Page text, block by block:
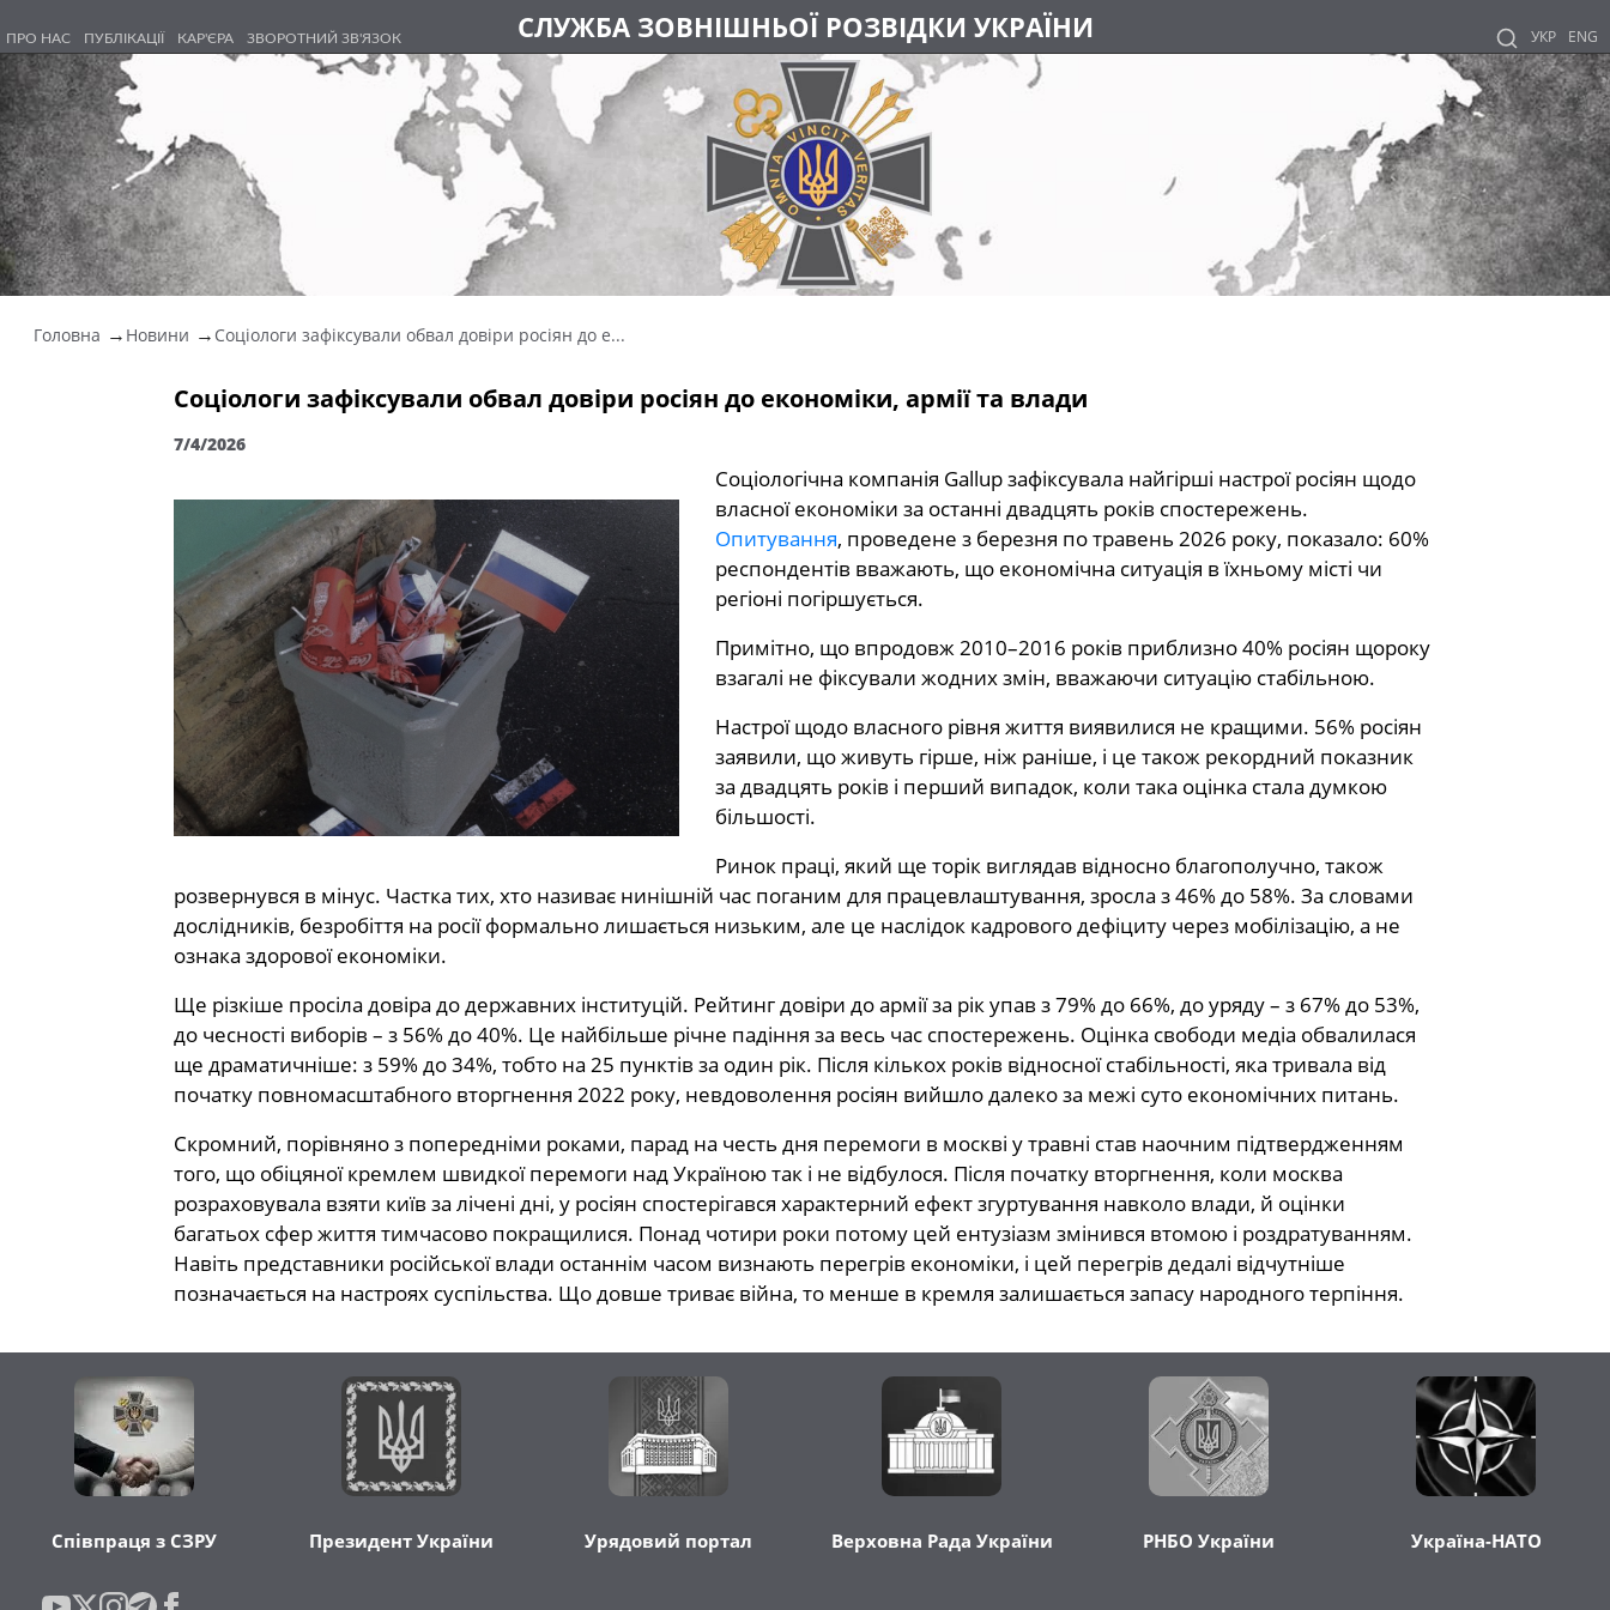
СЛУЖБА ЗОВНІШНЬОЇ РОЗВІДКИ УКРАЇНИ
ПРО НАС ПУБЛІКАЦІЇ КАР'ЄРА ЗВОРОТНИЙ ЗВ'ЯЗОК УКР ENG
Головна Новини Соціологи зафіксували обвал довіри росіян до е...
Соціологи зафіксували обвал довіри росіян до економіки, армії та влади
7/4/2026
Соціологічна компанія Gallup зафіксувала найгірші настрої росіян щодо
власної економіки за останні двадцять років спостережень.
Опитування, проведене з березня по травень 2026 року, показало: 60%
респондентів вважають, що економічна ситуація в їхньому місті чи
регіоні погіршується.
Примітно, що впродовж 2010–2016 років приблизно 40% росіян щороку
взагалі не фіксували жодних змін, вважаючи ситуацію стабільною.
Настрої щодо власного рівня життя виявилися не кращими. 56% росіян
заявили, що живуть гірше, ніж раніше, і це також рекордний показник
за двадцять років і перший випадок, коли така оцінка стала думкою
більшості.
Ринок праці, який ще торік виглядав відносно благополучно, також
розвернувся в мінус. Частка тих, хто називає нинішній час поганим для працевлаштування, зросла з 46% до 58%. За словами
дослідників, безробіття на росії формально лишається низьким, але це наслідок кадрового дефіциту через мобілізацію, а не
ознака здорової економіки.
Ще різкіше просіла довіра до державних інституцій. Рейтинг довіри до армії за рік упав з 79% до 66%, до уряду – з 67% до 53%,
до чесності виборів – з 56% до 40%. Це найбільше річне падіння за весь час спостережень. Оцінка свободи медіа обвалилася
ще драматичніше: з 59% до 34%, тобто на 25 пунктів за один рік. Після кількох років відносної стабільності, яка тривала від
початку повномасштабного вторгнення 2022 року, невдоволення росіян вийшло далеко за межі суто економічних питань.
Скромний, порівняно з попередніми роками, парад на честь дня перемоги в москві у травні став наочним підтвердженням
того, що обіцяної кремлем швидкої перемоги над Україною так і не відбулося. Після початку вторгнення, коли москва
розраховувала взяти київ за лічені дні, у росіян спостерігався характерний ефект згуртування навколо влади, й оцінки
багатьох сфер життя тимчасово покращилися. Понад чотири роки потому цей ентузіазм змінився втомою і роздратуванням.
Навіть представники російської влади останнім часом визнають перегрів економіки, і цей перегрів дедалі відчутніше
позначається на настроях суспільства. Що довше триває війна, то менше в кремля залишається запасу народного терпіння.
Співпраця з СЗРУ Президент України Урядовий портал Україна-НАТО
РНБО України
Верховна Рада України